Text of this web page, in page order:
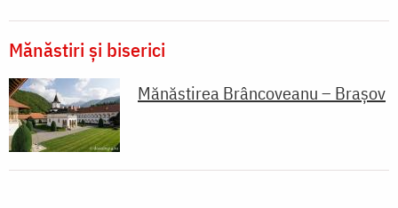
Mănăstiri și biserici
Mănăstirea Brâncoveanu – Brașov